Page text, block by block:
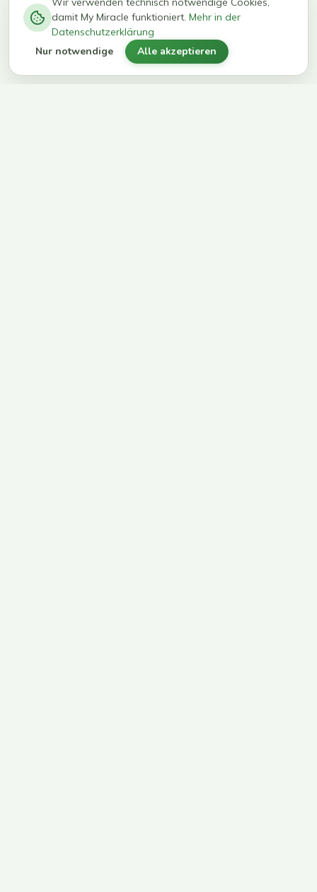
kg in 12
Wochen
erreichen
ihr Ziel
damit My Miracle funktioniert. Mehr in der
Datenschutzerklärung
Nur notwendige Alle akzeptieren